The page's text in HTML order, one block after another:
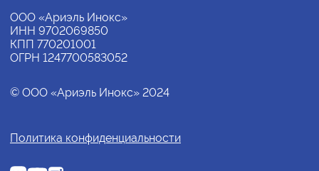
ООО «Ариэль Инокс»
ИНН 9702069850
КПП 770201001
ОГРН 1247700583052
© ООО «Ариэль Инокс» 2024
Политика конфиденциальности